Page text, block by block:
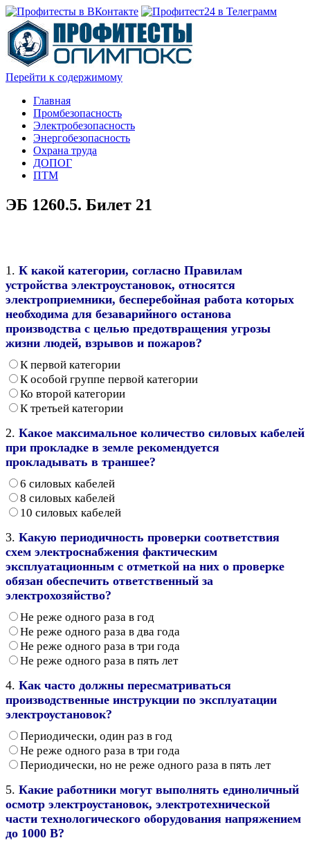
Перейти к содержимому
Главная
Промбезопасность
Электробезопасность
Энергобезопасность
Охрана труда
ДОПОГ
ПТМ
ЭБ 1260.5. Билет 21
1. К какой категории, согласно Правилам
устройства электроустановок, относятся
электроприемники, бесперебойная работа которых
необходима для безаварийного останова
производства с целью предотвращения угрозы
жизни людей, взрывов и пожаров?
К первой категории
К особой группе первой категории
Ко второй категории
К третьей категории
2. Какое максимальное количество силовых кабелей
при прокладке в земле рекомендуется
прокладывать в траншее?
6 силовых кабелей
8 силовых кабелей
10 силовых кабелей
3. Какую периодичность проверки соответствия
схем электроснабжения фактическим
эксплуатационным с отметкой на них о проверке
обязан обеспечить ответственный за
электрохозяйство?
Не реже одного раза в год
Не реже одного раза в два года
Не реже одного раза в три года
Не реже одного раза в пять лет
4. Как часто должны пересматриваться
производственные инструкции по эксплуатации
электроустановок?
Периодически, один раз в год
Не реже одного раза в три года
Периодически, но не реже одного раза в пять лет
5. Какие работники могут выполнять единоличный
осмотр электроустановок, электротехнической
части технологического оборудования напряжением
до 1000 В?